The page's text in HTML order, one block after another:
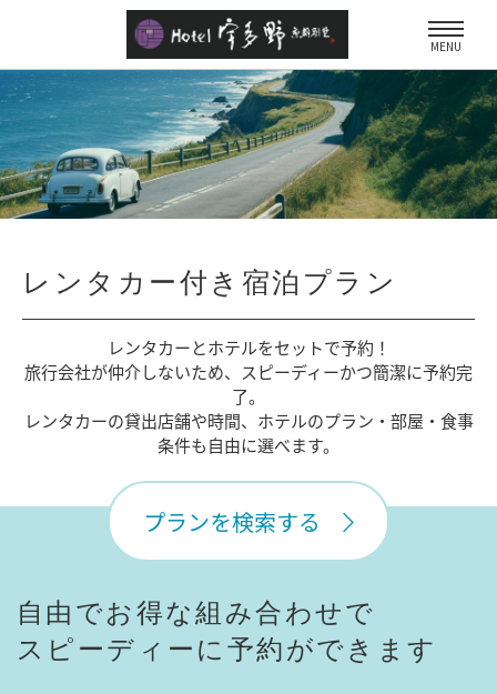
MENU
レンタカー付き宿泊プラン
レンタカーとホテルをセットで予約！
旅行会社が仲介しないため、
スピーディーかつ簡潔に予約完
了。
レンタカーの貸出店舗や時間、 ホテルのプラン・部屋・食事
条件も自由に選べます。
プランを検索する
自由でお得な組み合わせで
スピーディーに予約ができます